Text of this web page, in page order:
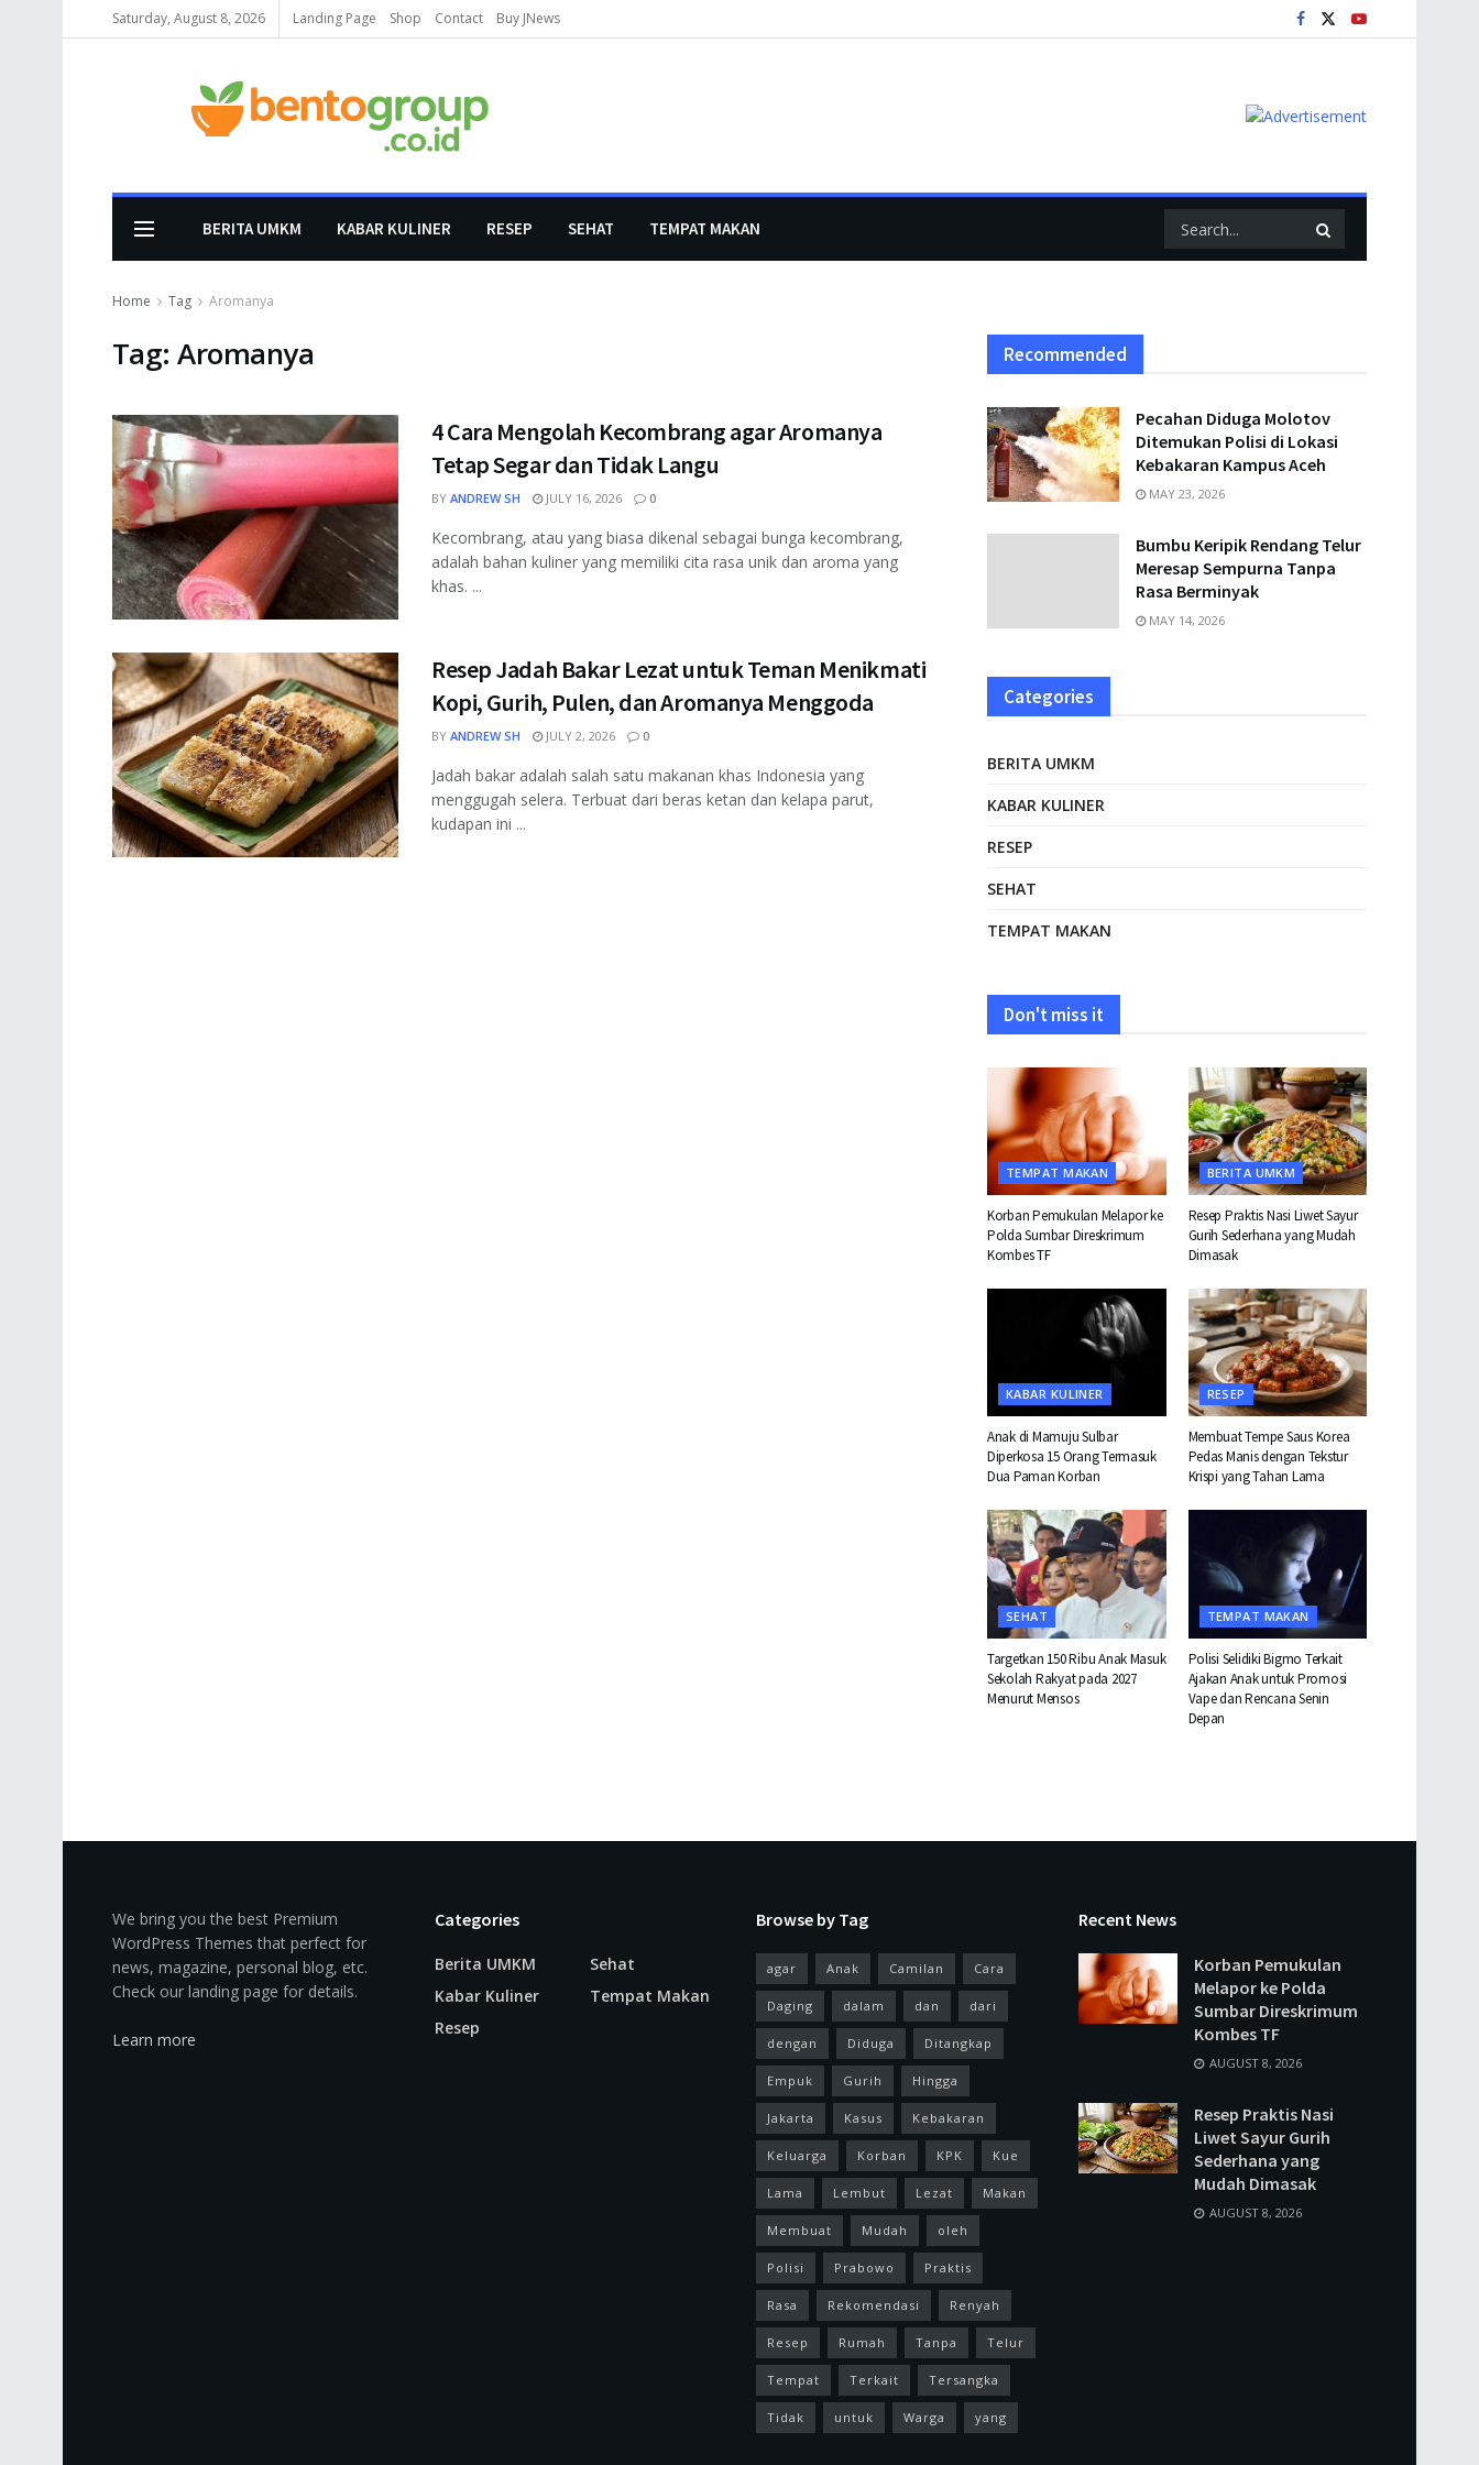
Saturday, August 8, 2026 Landing Page Shop Contact Buy JNews
BERITA UMKM KABAR KULINER RESEP SEHAT TEMPAT MAKAN
Home Tag Aromanya
Tag:Aromanya
4 Cara Mengolah Kecombrang agar Aromanya
Tetap Segar dan Tidak Langu
BY ANDREW SH JULY 16, 2026 0
Kecombrang, atau yang biasa dikenal sebagai bunga kecombrang,
adalah bahan kuliner yang memiliki cita rasa unik dan aroma yang
khas. ...
Resep Jadah Bakar Lezat untuk Teman Menikmati
Kopi, Gurih, Pulen, dan Aromanya Menggoda
BY ANDREW SH JULY 2, 2026 0
Jadah bakar adalah salah satu makanan khas Indonesia yang
menggugah selera. Terbuat dari beras ketan dan kelapa parut,
kudapan ini ...
Recommended
Pecahan Diduga Molotov
Ditemukan Polisi di Lokasi
Kebakaran Kampus Aceh
MAY 23, 2026
Bumbu Keripik Rendang Telur
Meresap Sempurna Tanpa
Rasa Berminyak
MAY 14, 2026
Categories
BERITA UMKM
KABAR KULINER
RESEP
SEHAT
TEMPAT MAKAN
Don't miss it
TEMPAT MAKAN
Korban Pemukulan Melapor ke
Polda Sumbar Direskrimum
Kombes TF
BERITA UMKM
Resep Praktis Nasi Liwet Sayur
Gurih Sederhana yang Mudah
Dimasak
KABAR KULINER
Anak di Mamuju Sulbar
Diperkosa 15 Orang Termasuk
Dua Paman Korban
RESEP
Membuat Tempe Saus Korea
Pedas Manis dengan Tekstur
Krispi yang Tahan Lama
SEHAT
Targetkan 150 Ribu Anak Masuk
Sekolah Rakyat pada 2027
Menurut Mensos
TEMPAT MAKAN
Polisi Selidiki Bigmo Terkait
Ajakan Anak untuk Promosi
Vape dan Rencana Senin
Depan
We bring you the best Premium
WordPress Themes that perfect for
news, magazine, personal blog, etc.
Check our landing page for details.
Learn more
Categories
Berita UMKM
Kabar Kuliner
Resep
Sehat
Tempat Makan
Browse by Tag
agar Anak Camilan Cara
Daging dalam dan dari
dengan Diduga Ditangkap
Empuk Gurih Hingga
Jakarta Kasus Kebakaran
Keluarga Korban KPK Kue
Lama Lembut Lezat Makan
Membuat Mudah oleh
Polisi Prabowo Praktis
Rasa Rekomendasi Renyah
Resep Rumah Tanpa Telur
Tempat Terkait Tersangka
Tidak untuk Warga yang
Recent News
Korban Pemukulan
Melapor ke Polda
Sumbar Direskrimum
Kombes TF
AUGUST 8, 2026
Resep Praktis Nasi
Liwet Sayur Gurih
Sederhana yang
Mudah Dimasak
AUGUST 8, 2026